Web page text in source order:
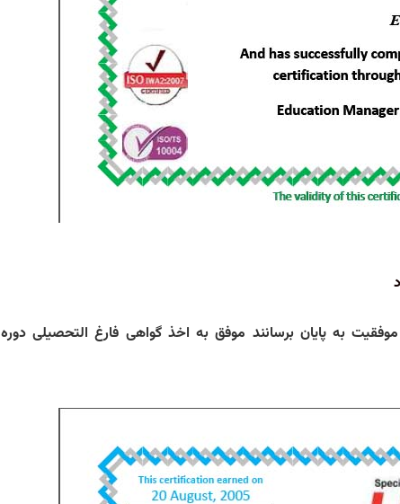
موفقیت به پایان برسانند موفق به اخذ گواهی فارغ التحصیلی دوره